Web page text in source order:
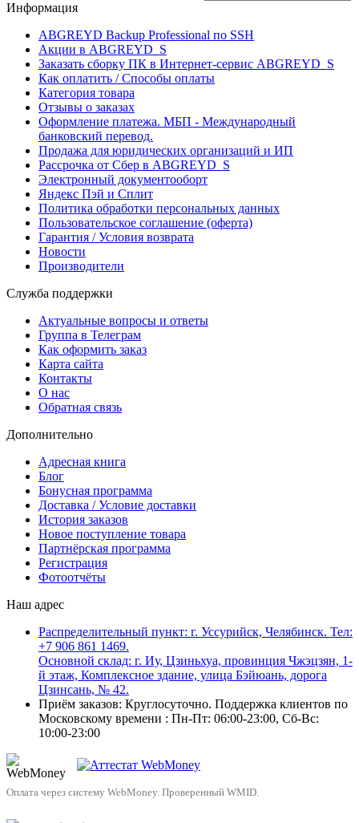
Информация
ABGREYD Backup Professional по SSH
Акции в ABGREYD_S
Заказать сборку ПК в Интернет-сервис ABGREYD_S
Как оплатить / Способы оплаты
Категория товара
Отзывы о заказах
Оформление платежа. МБП - Международный
банковский перевод.
Продажа для юридических организаций и ИП
Рассрочка от Сбер в ABGREYD_S
Электронный документооборт
Яндекс Пэй и Сплит
Политика обработки персональных данных
Пользовательское соглашение (оферта)
Гарантия / Условия возврата
Новости
Производители
Служба поддержки
Актуальные вопросы и ответы
Группа в Телеграм
Как оформить заказ
Карта сайта
Контакты
О нас
Обратная связь
Дополнительно
Адресная книга
Блог
Бонусная программа
Доставка / Условие доставки
История заказов
Новое поступление товара
Партнёрская программа
Регистрация
Фотоотчёты
Наш адрес
Распределительный пункт: г. Уссурийск, Челябинск. Тел:
+7 906 861 1469.
Основной склад: г. Иу, Цзиньхуа, провинция Чжэцзян, 1-
й этаж, Комплексное здание, улица Бэйюань, дорога
Цзинсань, № 42.
Приём заказов: Круглосуточно. Поддержка клиентов по
Московскому времени : Пн-Пт: 06:00-23:00, Сб-Вс:
10:00-23:00
Оплата через систему WebMoney. Проверенный WMID.